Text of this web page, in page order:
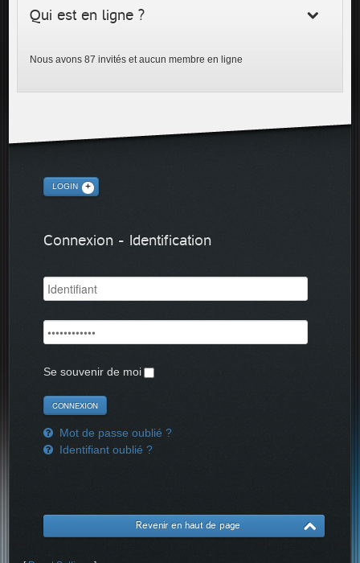
Qui est en ligne ?
Nous avons 87 invités et aucun membre en ligne
LOGIN
Connexion - Identification
Se souvenir de moi
Mot de passe oublié ?
Identifiant oublié ?
Revenir en haut de page